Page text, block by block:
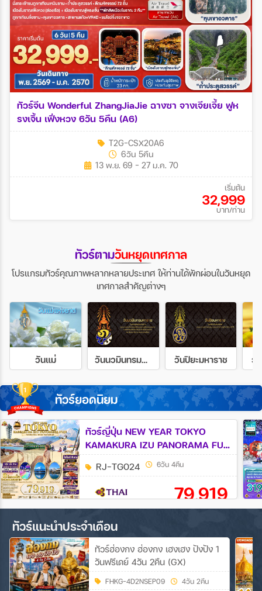
ทัวร์จีน Wonderful ZhangJiaJie ฉางซา จางเจียเจี้ย ฟูห
รงเจิ้น เฟิ่งหวง 6วัน 5คืน (A6)
T2G-CSX20A6
6วัน 5คืน
13 พ.ย. 69 - 27 ม.ค. 70
เริ่มต้น
32,999
บาท/ท่าน
ทัวร์ตามวันหยุดเทศกาล
โปรแกรมทัวร์คุณภาพหลากหลายประเทศ ให้ท่านได้พักผ่อนในวันหยุด
เทศกาลสำคัญต่างๆ
วันแม่ วันนวมินทรมหาราช วันปิยะมหาราช วั
ทัวร์ยอดนิยม
ทัวร์ญี่ปุ่น NEW YEAR TOKYO
KAMAKURA IZU PANORAMA FUJI
6วัน 4คืน (TG)
RJ-TG024 6วัน 4คืน
79,919
ทัวร์แนะนำประจำเดือน
ทัวร์ฮ่องกง ฮ่องกง เฮงเฮง ปังปัง 1
วันฟรีเดย์ 4วัน 2คืน (GX)
FHKG-4D2NSEP09 4วัน 2คืน